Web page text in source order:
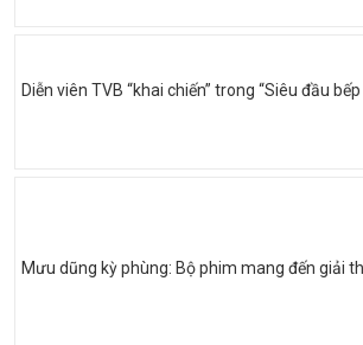
Diễn viên TVB “khai chiến” trong “Siêu đầu
Mưu dũng kỳ phùng: Bộ phim mang đến giải